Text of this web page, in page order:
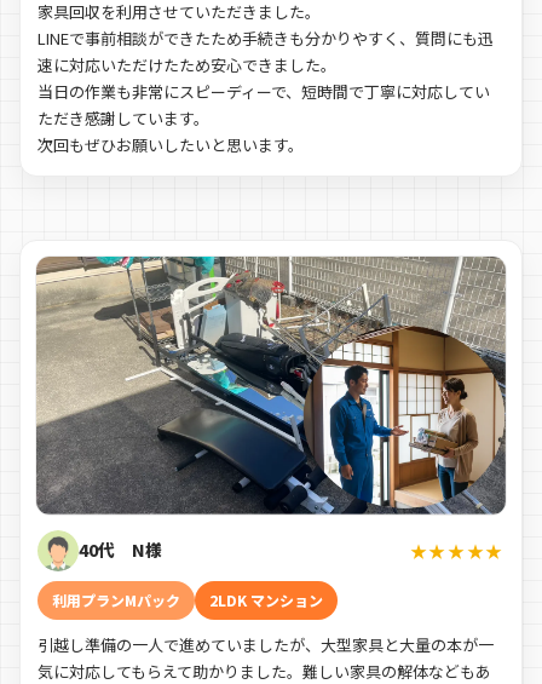
家具回収を利用させていただきました。
LINEで事前相談ができたため手続きも分かりやすく、質問にも迅
速に対応いただけたため安心できました。
当日の作業も非常にスピーディーで、短時間で丁寧に対応してい
ただき感謝しています。
次回もぜひお願いしたいと思います。
40代 N様 ★★★★★
利用プランMパック 2LDK マンション
引越し準備の一人で進めていましたが、大型家具と大量の本が一
気に対応してもらえて助かりました。難しい家具の解体などもあ